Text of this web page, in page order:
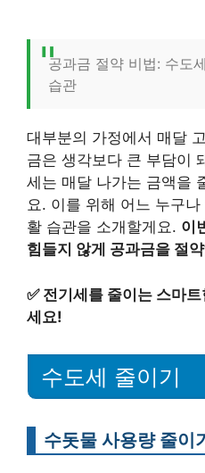
공과금 절약 비법: 수도
습관
대부분의 가정에서 매달
금은 생각보다 큰 부담이
세는 매달 나가는 금액을
요. 이를 위해 어느 누구
활 습관을 소개할게요. 이
힘들지 않게 공과금을 절
✅ 전기세를 줄이는 스마
세요!
수도세 줄이기
수돗물 사용량 줄이